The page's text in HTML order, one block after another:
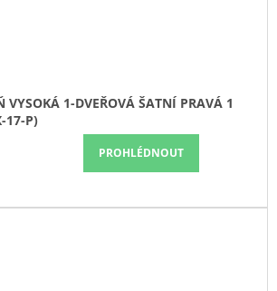
VYSOKÁ 1-DVEŘOVÁ ŠATNÍ PRAVÁ 1
17-P)
PROHLÉDNOUT